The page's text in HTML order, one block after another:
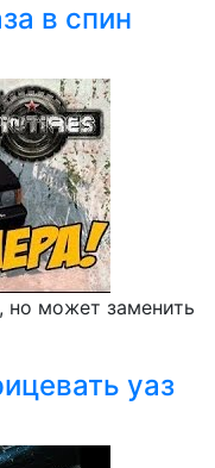
в спин
но может заменить
уаз